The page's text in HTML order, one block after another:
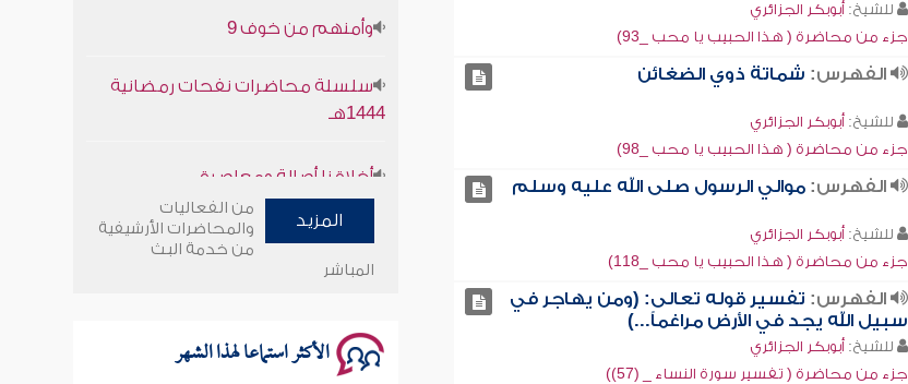
للشيخ: أبوبكر الجزائري
جزء من محاضرة ( هذا الحبيب يا محب _93)
الفهرس: شماتة ذوي الضغائن
للشيخ: أبوبكر الجزائري
جزء من محاضرة ( هذا الحبيب يا محب _98)
الفهرس: موالي الرسول صلى الله عليه وسلم
للشيخ: أبوبكر الجزائري
جزء من محاضرة ( هذا الحبيب يا محب _118)
الفهرس: تفسير قوله تعالى: (ومن يهاجر في
سبيل الله يجد في الأرض مراغماً...)
للشيخ: أبوبكر الجزائري
جزء من محاضرة ( تفسير سورة النساء _ (57))
1444هـ
وأمنهم من خوف 9
سلسلة محاضرات نفحات رمضانية
1444هـ
المزيد
من الفعاليات
والمحاضرات الأرشيفية
من خدمة البث
المباشر
الأكثر استماعا لهذا الشهر